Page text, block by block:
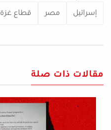
إسرائيل مصر قطاع غزة
مقالات ذات صلة